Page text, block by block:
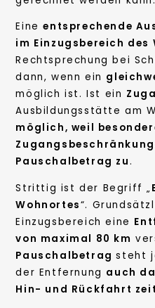
Eineentsprechende
im Einzugsbereich des
Rechtsprechung bei
dann, wenn ein
möglich ist. Ist ein
Ausbildungsstätte am
möglich, weil
Pauschalbetrag zu.
Strittig ist der Begriff „
Wohnortes“.
Einzugsbereich eine
von maximal 80 km
Pauschalbetragsteht
der Entfernung auch
Hin- und Rückfahrt